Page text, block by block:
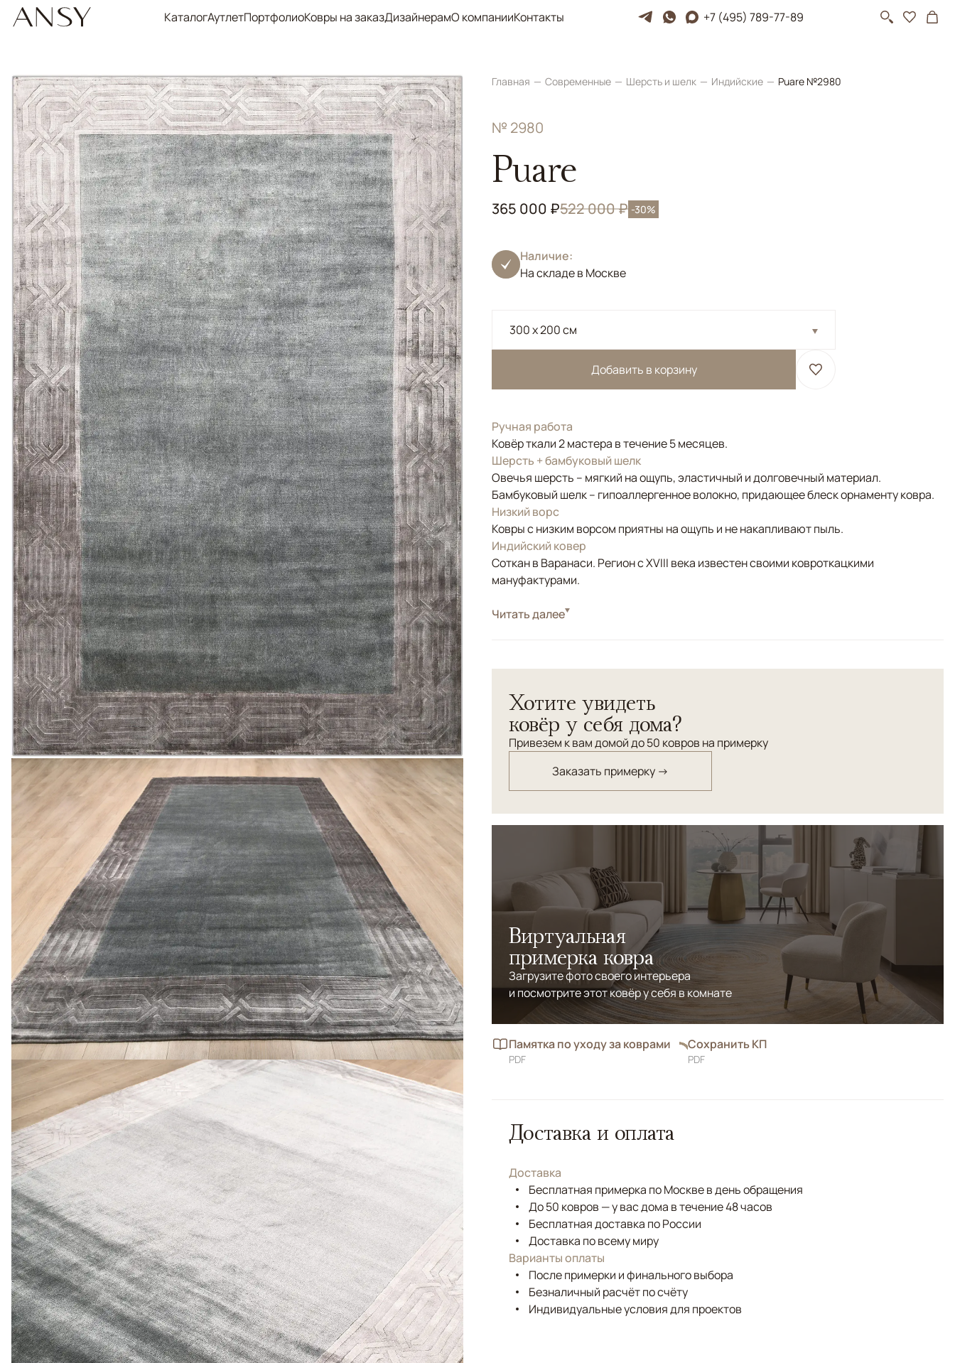
КаталогАутлетПортфолиоКовры на заказДизайнерамО компанииКонтакты +7 (495) 789-77-89
Главная Современные Шерсть и шелк Индийские Puare №2980
№ 2980
Puare
365 000 ₽522 000 ₽ -30%
Наличие:
На складе в Москве
300 x 200 см
Добавить в корзину
Ручная работа
Ковёр ткали 2 мастера в течение 5 месяцев.
Шерсть + бамбуковый шелк
Овечья шерсть – мягкий на ощупь, эластичный и долговечный материал.
Бамбуковый шелк – гипоаллергенное волокно, придающее блеск орнаменту ковра.
Низкий ворс
Ковры с низким ворсом приятны на ощупь и не накапливают пыль.
Индийский ковер
Соткан в Варанаси. Регион с XVIII века известен своими ковроткацкими
мануфактурами.
СтильСовременные
Прекрасно смотрится в столовых и гостиных в стиле ар деко.
Читать далее
Хотите увидеть
ковёр у себя дома?
Привезем к вам домой до 50 ковров на примерку
Заказать примерку →
Виртуальная
примерка ковра
Загрузите фото своего интерьера
и посмотрите этот ковёр у себя в комнате
Памятка по уходу за коврами
PDF
Сохранить КП
PDF
Доставка и оплата
Доставка
Бесплатная примерка по Москве в день обращения
До 50 ковров — у вас дома в течение 48 часов
Бесплатная доставка по России
Доставка по всему миру
Варианты оплаты
После примерки и финального выбора
Безналичный расчёт по счёту
Индивидуальные условия для проектов